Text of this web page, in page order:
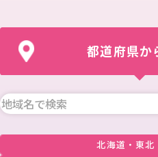
都道府県か
北海道・東北